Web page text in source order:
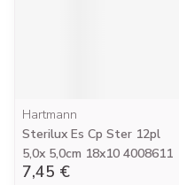
Hartmann
Sterilux Es Cp Ster 12pl
5,0x 5,0cm 18x10 4008611
7,45 €